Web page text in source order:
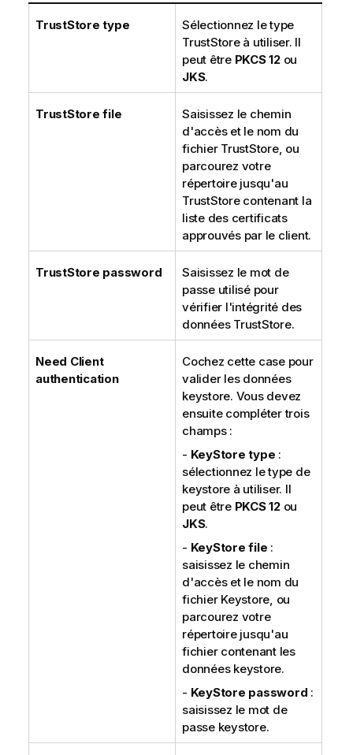
TrustStore type
Sélectionnez le type
TrustStore à utiliser. Il
peut être PKCS 12ou
JKS.
TrustStore file
Saisissez le chemin
d'accès et le nom du
fichier TrustStore, ou
parcourez votre
répertoire jusqu'au
TrustStore contenant la
liste des certificats
approuvés par le client.
TrustStore password
Saisissez le mot de
passe utilisé pour
vérifier l'intégrité des
données TrustStore.
Need Client
authentication
Cochez cette case pour
valider les données
keystore. Vous devez
ensuite compléter trois
champs :
- KeyStore type :
sélectionnez le type de
keystore à utiliser. Il
peut être PKCS 12ou
JKS.
- KeyStore file :
saisissez le chemin
d'accès et le nom du
fichier Keystore, ou
parcourez votre
répertoire jusqu'au
fichier contenant les
données keystore.
- KeyStore password :
saisissez le mot de
passe keystore.